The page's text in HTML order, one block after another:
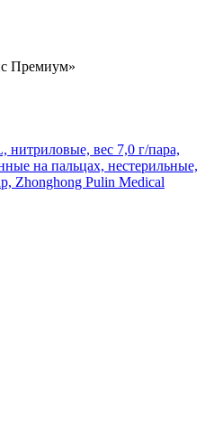
Премиум»
нитриловые, вес 7,0 г/пара,
на пальцах, нестерильные,
Zhonghong Pulin Medical